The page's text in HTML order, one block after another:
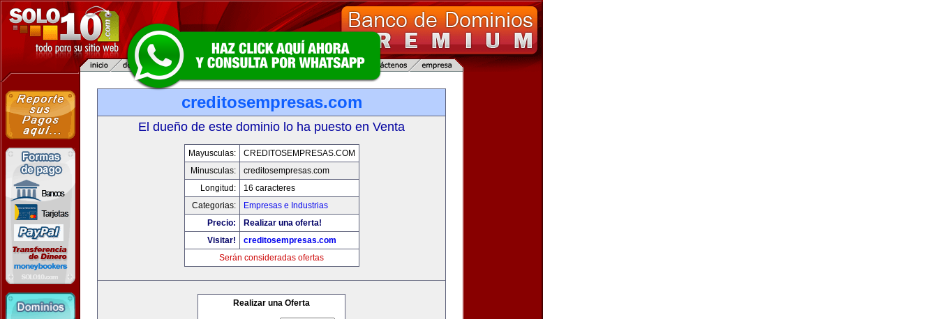
creditosempresas.com
El dueño de este dominio lo ha puesto en Venta
Mayusculas:
CREDITOSEMPRESAS.COM
Minusculas:
creditosempresas.com
Longitud:
16 caracteres
Categorias:
Empresas e Industrias
Precio:
Realizar una oferta!
Visitar!
creditosempresas.com
Serán consideradas ofertas
Realizar una Oferta